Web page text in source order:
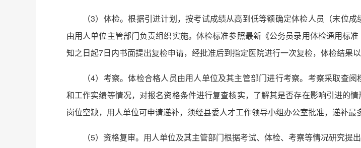
（3）体检。根据引进计划，按考试成绩从高到低等额确定体检人员（末位
由用人单位主管部门负责组织实施。体检标准参照最新《公务员录用体检通用标
知之日起7日内书面提出复检申请，经批准后到指定医院进行一次复检，体检结果以
（4）考察。体检合格人员由用人单位及其主管部门进行考察。考察采取查
和工作实绩等情况，对报名资格条件进行复查核实，了解其是否存在影响引进的
岗位空缺，用人单位可申请递补，须经县委人才工作领导小组办公室批准，递补最
（5）资格复审。用人单位及其主管部门根据考试、体检、考察等情况研究提